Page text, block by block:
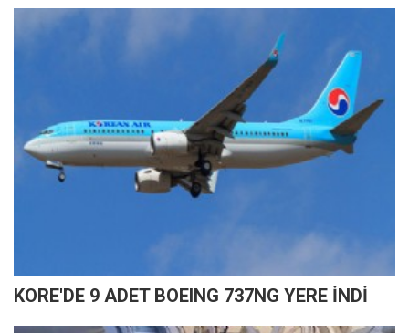
KORE'DE 9 ADET BOEING 737NG YERE İNDİ